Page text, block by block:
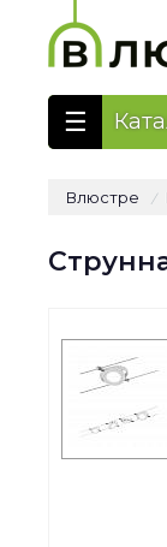
Влюстре /